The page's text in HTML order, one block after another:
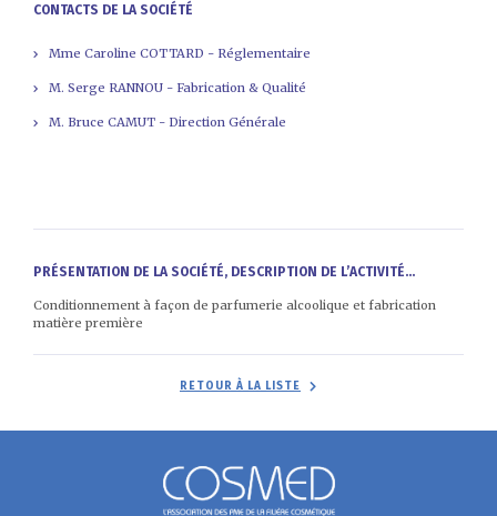
CONTACTS DE LA SOCIÉTÉ
Mme Caroline COTTARD - Réglementaire
M. Serge RANNOU - Fabrication & Qualité
M. Bruce CAMUT - Direction Générale
PRÉSENTATION DE LA SOCIÉTÉ, DESCRIPTION DE L’ACTIVITÉ...
Conditionnement à façon de parfumerie alcoolique et fabrication
matière première
RETOUR À LA LISTE